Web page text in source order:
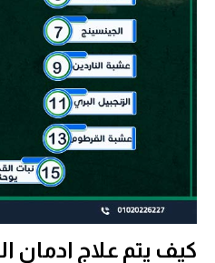
كيف يتم علاج